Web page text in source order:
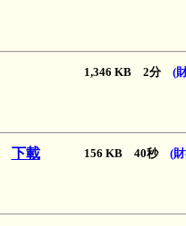
1,346 KB 2分 (
下載 156 KB 40秒 (